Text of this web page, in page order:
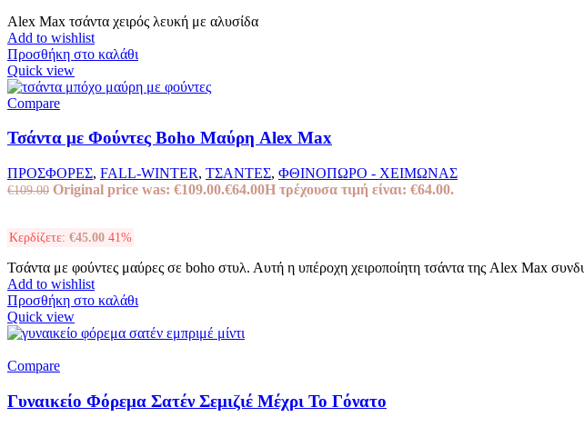
Alex Max τσάντα χειρός λευκή με αλυσίδα
Add to wishlist
Προσθήκη στο καλάθι
Quick view
Compare
Τσάντα με Φούντες Boho Μαύρη Alex Max
ΠΡΟΣΦΟΡΕΣ, FALL-WINTER, ΤΣΑΝΤΕΣ, ΦΘΙΝΟΠΩΡΟ - ΧΕΙΜΩΝΑΣ
€109.00 Original price was: €109.00.€64.00Η τρέχουσα τιμή είναι: €64.00.
Κερδίζετε: €45.00 41%
Τσάντα με φούντες μαύρες σε boho στυλ. Αυτή η υπέροχη χειροποίητη τσάντα της Alex Max
Add to wishlist
Προσθήκη στο καλάθι
Quick view
Compare
Γυναικείο Φόρεμα Σατέν Σεμιζιέ Μέχρι Το Γόνατο